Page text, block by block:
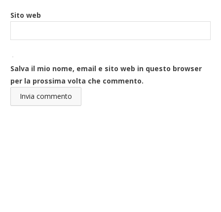
Sito web
Salva il mio nome, email e sito web in questo browser
per la prossima volta che commento.